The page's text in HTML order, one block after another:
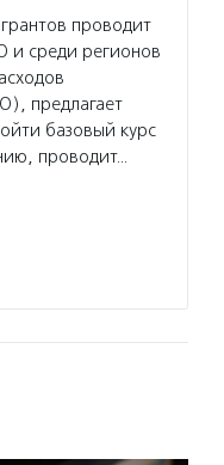
проводит
и среди регионов
предлагает
базовый курс
проводит…